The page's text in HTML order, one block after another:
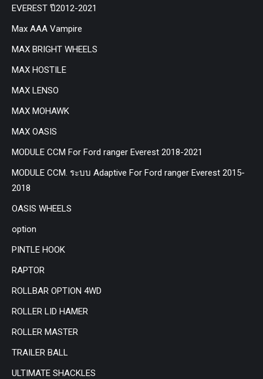
EVEREST ปี2012-2021
Max AAA Vampire
MAX BRIGHT WHEELS
MAX HOSTILE
MAX LENSO
MAX MOHAWK
MAX OASIS
MODULE CCM For Ford ranger Everest 2018-2021
MODULE CCM. ระบบ Adaptive For Ford ranger Everest 2015-
2018
OASIS WHEELS
option
PINTLE HOOK
RAPTOR
ROLLBAR OPTION 4WD
ROLLER LID HAMER
ROLLER MASTER
TRAILER BALL
ULTIMATE SHACKLES